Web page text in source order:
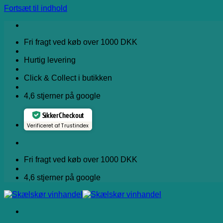
Fortsæt til indhold
Fri fragt ved køb over 1000 DKK
Hurtig levering
Click & Collect i butikken
4,6 stjerner på google
Sikker Checkout
Verificeret af Trustindex
Fri fragt ved køb over 1000 DKK
4,6 stjerner på google